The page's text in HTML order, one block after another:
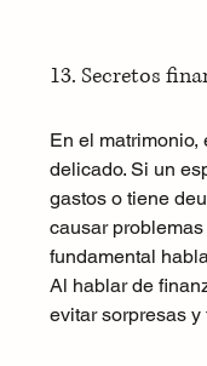
13. Secretos
En el matrimonio,
delicado. Si un
gastos o tiene
causar
fundamental
Al hablar de
evitar sorpresas